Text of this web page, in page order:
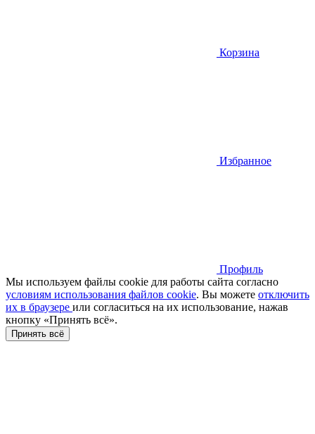
Корзина
Избранное
Профиль
Мы используем файлы cookie для работы сайта согласно
условиям использования файлов cookie. Вы можете отключить
их в браузере или cогласиться на их использование, нажав
кнопку «Принять всё».
Принять всё